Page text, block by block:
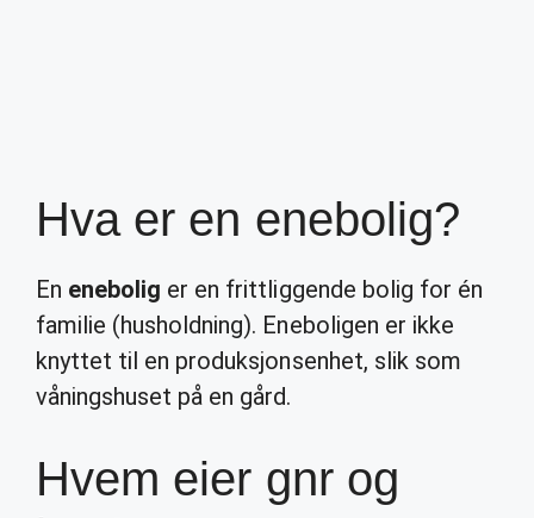
Hva er en enebolig?
En enebolig er en frittliggende bolig for én
familie (husholdning). Eneboligen er ikke
knyttet til en produksjonsenhet, slik som
våningshuset på en gård.
Hvem eier gnr og